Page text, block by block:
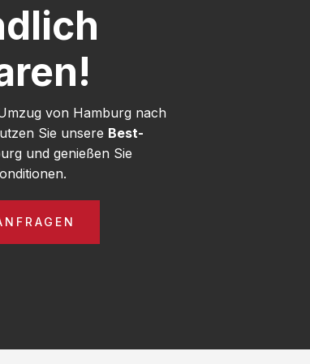
von Hamburg nach
Sie unsere Best-
und genießen Sie